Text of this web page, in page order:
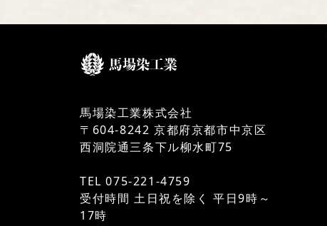
馬場染工業株式会社
〒604-8242 京都府京都市中京区
西洞院通三条下ル柳水町75
TEL 075-221-4759
受付時間 土日祝を除く 平日9時～
17時